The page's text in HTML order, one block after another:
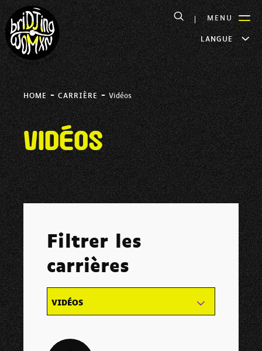
LANGUE
MENU
HOME-CARRIÈRE-Vidéos
Vidéos
Filtrer les
carrières
VIDÉOS